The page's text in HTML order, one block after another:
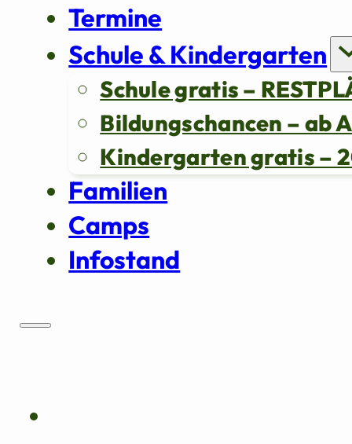
Termine
Schule & Kindergarten
Schule gratis –
Bildungschancen – ab
Kindergarten gratis –
Familien
Camps
Infostand